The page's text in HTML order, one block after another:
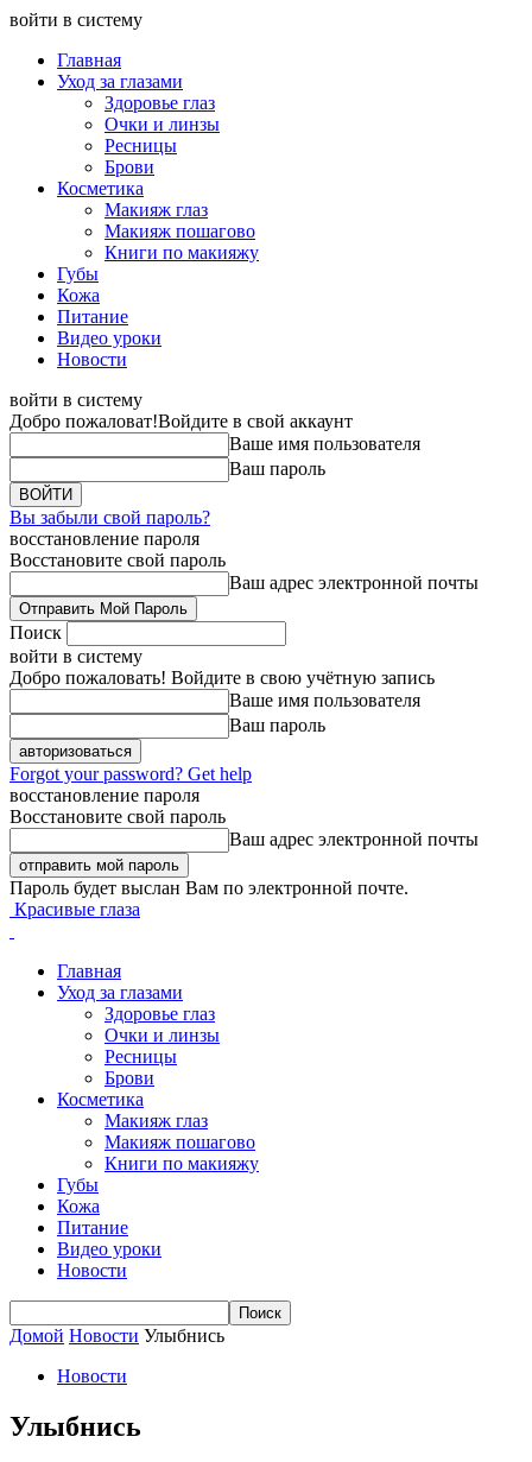
войти в систему
Главная
Уход за глазами
Здоровье глаз
Очки и линзы
Ресницы
Брови
Косметика
Макияж глаз
Макияж пошагово
Книги по макияжу
Губы
Кожа
Питание
Видео уроки
Новости
войти в систему
Добро пожаловат!Войдите в свой аккаунт
Ваше имя пользователя
Ваш пароль
Вы забыли свой пароль?
восстановление пароля
Восстановите свой пароль
Ваш адрес электронной почты
Поиск
войти в систему
Добро пожаловать! Войдите в свою учётную запись
Ваше имя пользователя
Ваш пароль
Forgot your password? Get help
восстановление пароля
Восстановите свой пароль
Ваш адрес электронной почты
Пароль будет выслан Вам по электронной почте.
Красивые глаза
Главная
Уход за глазами
Здоровье глаз
Очки и линзы
Ресницы
Брови
Косметика
Макияж глаз
Макияж пошагово
Книги по макияжу
Губы
Кожа
Питание
Видео уроки
Новости
Домой Новости Улыбнись
Новости
Улыбнись